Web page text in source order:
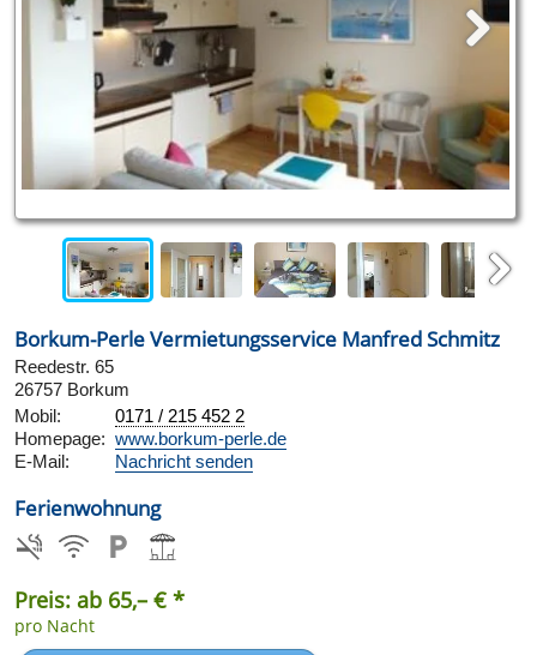
Borkum-Perle Vermietungsservice Manfred Schmitz
Reedestr. 65
26757 Borkum
Mobil:
0171 / 215 452 2
Homepage: www.borkum-perle.de
E-Mail:
Nachricht senden
Ferienwohnung
Preis: ab 65,– € *
pro Nacht